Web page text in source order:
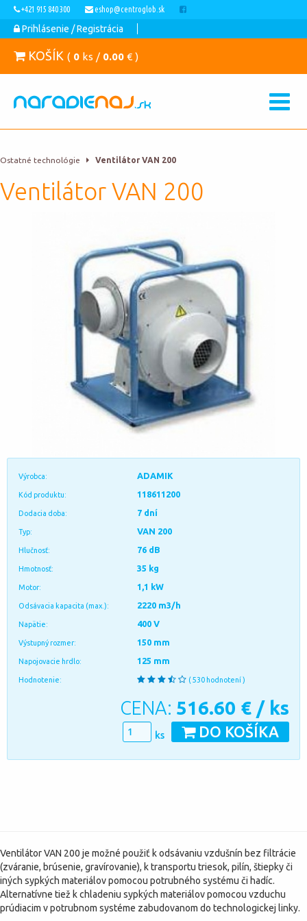
+421 915 840 300 eshop@centroglob.sk
Prihlásenie / Registrácia
KOŠÍK ( 0 ks / 0.00 € )
Ostatné technológie Ventilátor VAN 200
Ventilátor VAN 200
Výrobca: ADAMIK
Kód produktu: 118611200
Dodacia doba: 7 dní
Typ: VAN 200
Hlučnosť: 76 dB
Hmotnosť: 35 kg
Motor: 1,1 kW
Odsávacia kapacita (max.): 2220 m3/h
Napätie: 400 V
Výstupný rozmer: 150 mm
Napojovacie hrdlo: 125 mm
Hodnotenie: ( 530 hodnotení )
CENA: 516.60 € / ks
DO KOŠÍKA
ks
Ventilátor VAN 200 je možné použiť k odsávaniu vzdušnín bez filtrácie
(zváranie, brúsenie, gravírovanie), k transportu triesok, pilín, štiepky či
iných sypkých materiálov pomocou potrubného systému či hadíc.
Alternatívne tiež k chladeniu sypkých materiálov pomocou vzduchu
prúdiacim v potrubnom systéme zabudovanom do technologickej linky.